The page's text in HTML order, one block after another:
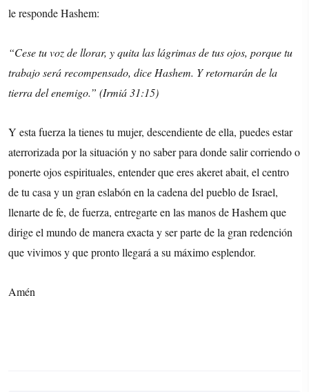
le responde Hashem:
“Cese tu voz de llorar, y quita las lágrimas de tus ojos, porque tu
trabajo será recompensado, dice Hashem. Y retornarán de la
tierra del enemigo.” (Irmiá 31:15)
Y esta fuerza la tienes tu mujer, descendiente de ella, puedes estar
aterrorizada por la situación y no saber para donde salir corriendo o
ponerte ojos espirituales, entender que eres akeret abait, el centro
de tu casa y un gran eslabón en la cadena del pueblo de Israel,
llenarte de fe, de fuerza, entregarte en las manos de Hashem que
dirige el mundo de manera exacta y ser parte de la gran redención
que vivimos y que pronto llegará a su máximo esplendor.
Amén